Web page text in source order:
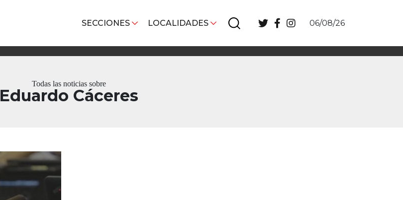
SECCIONES LOCALIDADES 06/08/26
Todas las noticias sobre
Eduardo Cáceres